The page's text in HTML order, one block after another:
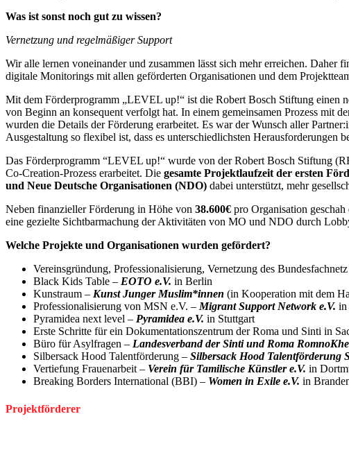
Was ist sonst noch gut zu wissen?
Vernetzung und regelmäßiger Support
Wir alle lernen voneinander und zusammen lässt sich mehr erreichen. Daher
digitale Monitorings mit allen geförderten Organisationen und dem
Mit dem Förderprogramm „LEVEL up!“ ist die Robert Bosch Stiftung einen
von Beginn an konsequent verfolgt hat. In einem gemeinsamen Prozess mit
wurden die Details der Förderung erarbeitet. Es war der Wunsch aller
Ausgestaltung so flexibel ist, dass es unterschiedlichsten
Das Förderprogramm “LEVEL up!“ wurde von der Robert Bosch Stiftung
Co-Creation-Prozess erarbeitet. Die gesamte Projektlaufzeit der ersten
und Neue Deutsche Organisationen (NDO) dabei unterstützt, mehr
Neben finanzieller Förderung in Höhe von 38.600€ pro Organisation
eine gezielte Sichtbarmachung der Aktivitäten von MO und NDO durch
Welche Projekte und Organisationen wurden gefördert?
Vereinsgründung, Professionalisierung, Vernetzung des
Black Kids Table – EOTO e.V. in Berlin
Kunstraum – Kunst Junger Muslim*innen (in Kooperation mit dem
Professionalisierung von MSN e.V. –Migrant Support Network e.V. in
Pyramidea next level – Pyramidea e.V. in Stuttgart
Erste Schritte für ein Dokumentationszentrum der Roma und Sinti in
Büro für Asylfragen – Landesverband der Sinti und Roma
Silbersack Hood Talentförderung – Silbersack Hood Talentförderung
Vertiefung Frauenarbeit – Verein für Tamilische Künstler e.V. in
Breaking Borders International (BBI) – Women in Exile e.V. in
Projektförderer